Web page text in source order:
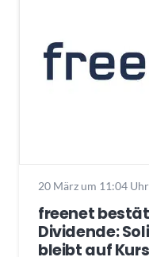
20 März um 11:04 Uhr
freenet
Dividende:
bleibt auf Kurs